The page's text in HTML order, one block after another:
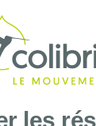
les